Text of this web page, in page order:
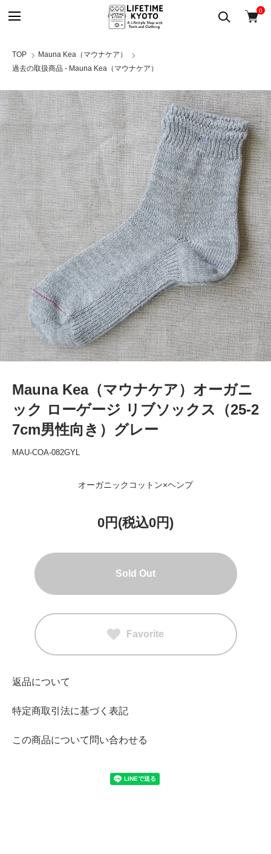
0
TOP
Mauna Kea（マウナケア）
過去の取扱商品 - Mauna Kea（マウナケア）
Mauna Kea（マウナケア）オーガニ
ック ローゲージ リブソックス（25-2
7cm男性向き）グレー
MAU-COA-082GYL
オーガニックコットン×ヘンプ
0円(税込0円)
Sold Out
Favorite
返品について
特定商取引法に基づく表記
この商品について問い合わせる